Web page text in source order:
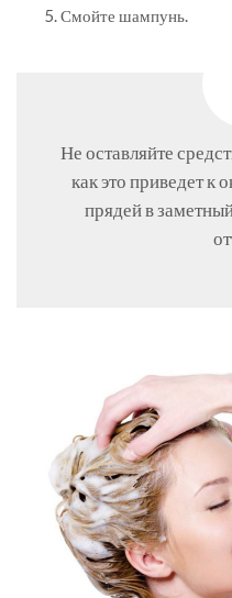
Смойте шампунь.
Не оставляйте
как это приведет к
прядей в